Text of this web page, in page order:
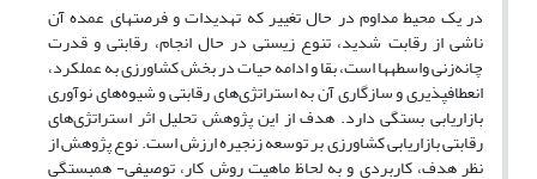
در یک محیط مداوم در حال تغییر که تهدیدات و فرصت­های عمده آن
ناشی از رقابت شدید، تنوع زیستی در حال انجام، رقابتی و قدرت
چانه‌زنی واسطه­ها است، بقا و ادامه حیات در بخش کشاورزی به عملکرد،
انعطاف­پذیری و سازگاری آن به استراتژی‌های رقابتی و شیوه‌های نوآوری
بازاریابی بستگی دارد. هدف از این پژوهش تحلیل اثر استراتژی‌های
رقابتی بازاریابی کشاورزی بر توسعه زنجیره ارزش است. نوع پژوهش از
نظر هدف، کاربردی و به لحاظ ماهیت روش کار، توصیفی- همبستگی